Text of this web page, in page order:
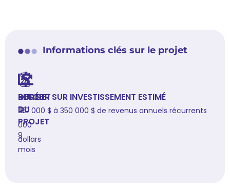
Informations clés sur le projet
BUDGET
25
000
dollars
DURÉE
DU
PROJET
9
mois
RETOUR SUR INVESTISSEMENT ESTIMÉ
180 000 $ à 350 000 $ de revenus annuels récurrents